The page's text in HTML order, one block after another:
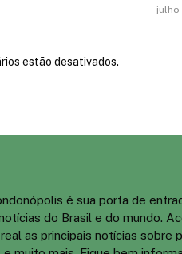
julho
estão desativados.
é sua porta de
do Brasil e do mundo.
as principais notícias sobre